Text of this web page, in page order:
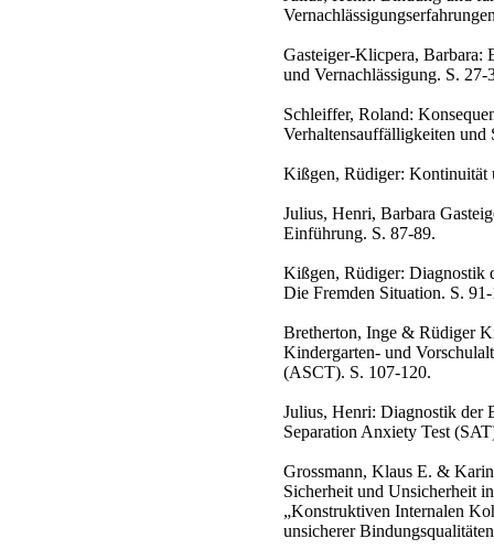
Gasteiger-Klicpera, Barbara:
und Vernachlässigung. S. 27-
Schleiffer, Roland:
Verhaltensauffälligkeiten und
Kißgen, Rüdiger: Kontinuität
Julius, Henri, Barbara
Einführung. S. 87-89.
Kißgen, Rüdiger: Diagnostik
Die Fremden Situation. S.
Bretherton, Inge & Rüdiger
Kindergarten- und
(ASCT). S. 107-120.
Julius, Henri: Diagnostik der
Separation Anxiety Test
Grossmann, Klaus E. &
Sicherheit und Unsicherheit
„Konstruktiven Internalen
unsicherer